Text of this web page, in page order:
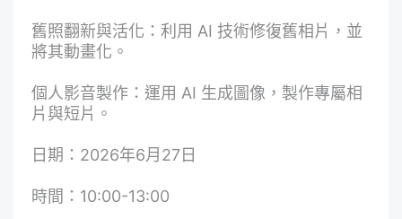
舊照翻新與活化：利用 AI 技術修復舊相片，並
將其動畫化。
個人影音製作：運用 AI 生成圖像，製作專屬相
片與短片。
日期：2026年6月27日
時間：10:00-13:00